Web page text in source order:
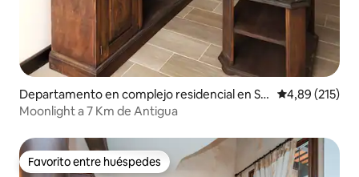
Departamento en complejo residencial en Sa
nta Lucía Milpas Altas
Calificación
4,89 (215)
Moonlight a 7 Km de Antigua
Favorito entre huéspedes
Favorito entre huéspedes